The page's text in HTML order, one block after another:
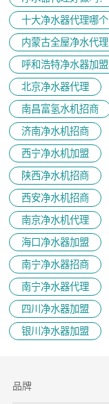
十大净水器代理哪
内蒙古全屋净水代理
呼和浩特净水器加盟
北京净水器代理
南昌富氢水机招商
济南净水机招商
西宁净水机加盟
陕西净水机招商
西安净水机招商
南京净水机代理
海口净水器加盟
南宁净水器招商
南宁净水器代理
四川净水器加盟
银川净水器加盟
品牌